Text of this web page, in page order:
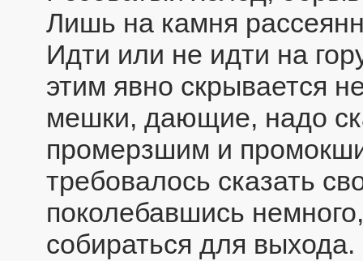
Лишь на камня
Идти или не идти на
этим явно скрывается
мешки, дающие, надо
промерзшим и
требовалось сказать
поколебавшись
собираться для выхода.